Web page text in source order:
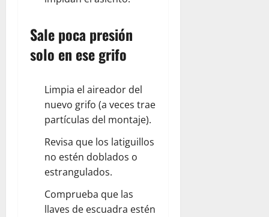
Sale poca presión
solo en ese grifo
Limpia el aireador del
nuevo grifo (a veces trae
partículas del montaje).
Revisa que los latiguillos
no estén doblados o
estrangulados.
Comprueba que las
llaves de escuadra estén